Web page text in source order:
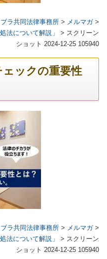
ラ共同法律事務所 > メルマガ>
法について解説」
> スクリーン
ショット 2024-12-25 105940
ックの重要性
ラ共同法律事務所 > メルマガ>
法について解説」
> スクリーン
ショット 2024-12-25 105940